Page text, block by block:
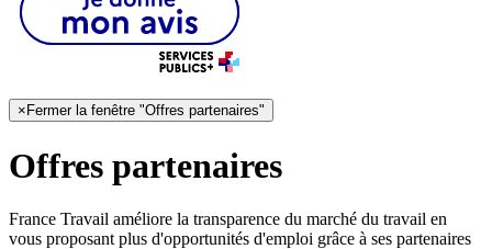
× Fermer la fenêtre "Offres partenaires"
Offres partenaires
France Travail améliore la transparence du marché du travail en
vous proposant plus d'opportunités d'emploi grâce à ses partenaires